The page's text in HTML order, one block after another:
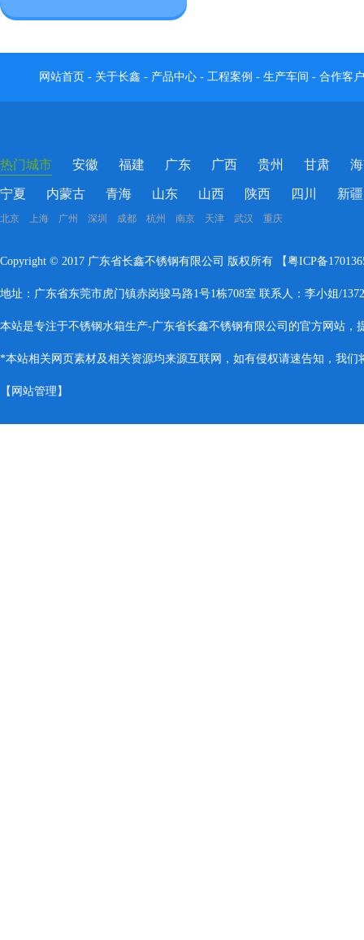
网站首页 - 关于长鑫 - 产品中心 - 工程案例 - 生产车间 - 合作客户
热门城市 安徽 福建 广东 广西 贵州 甘肃
宁夏 内蒙古 青海 山东 山西 陕西 四川 新疆
北京 上海 广州 深圳 成都 杭州 南京 天津 武汉 重庆
Copyright © 2017 广东省长鑫不锈钢有限公司 版权所有 【粤ICP备
地址：广东省东莞市虎门镇赤岗骏马路1号1栋708室 联系人：李小姐/
本站是专注于不锈钢水箱生产-广东省长鑫不锈钢有限公司的官方网站，
*本站相关网页素材及相关资源均来源互联网，如有侵权请速告知，我们
【 网站管理 】